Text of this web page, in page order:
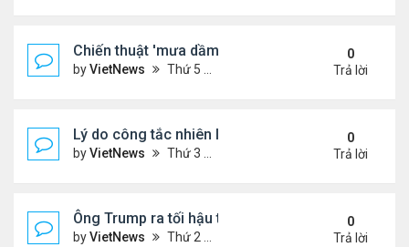
Chiến thuật 'mưa dầm' của châu Âu đẩy ông
byVietNews Thứ 5 Tháng 7 17, 2025 9:34 am
0
Trả lời
Lý do công tắc nhiên liệu máy bay nằm ở vị trí dễ
byVietNews Thứ 3 Tháng 7 15, 2025 5:56 pm
0
Trả lời
Ông Trump ra tối hậu thư với Nga
byVietNews Thứ 2 Tháng 7 14, 2025 12:49 pm
0
Trả lời